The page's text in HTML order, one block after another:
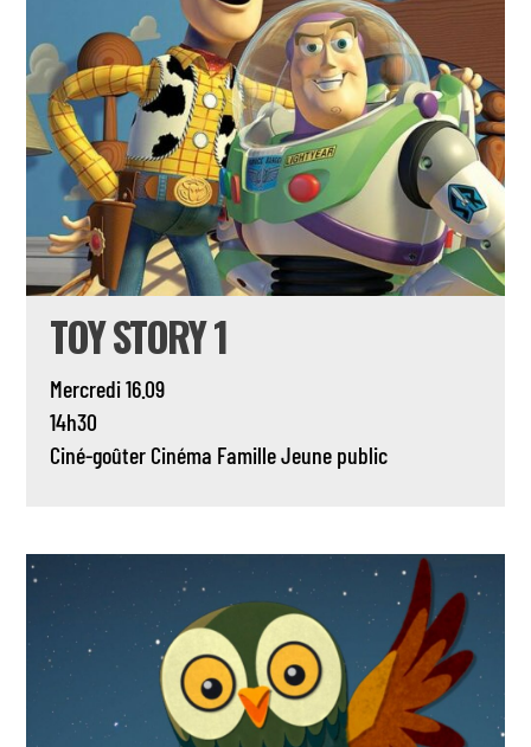
TOY STORY 1
Mercredi 16.09
14h30
Ciné-goûter Cinéma FamilleJeune public